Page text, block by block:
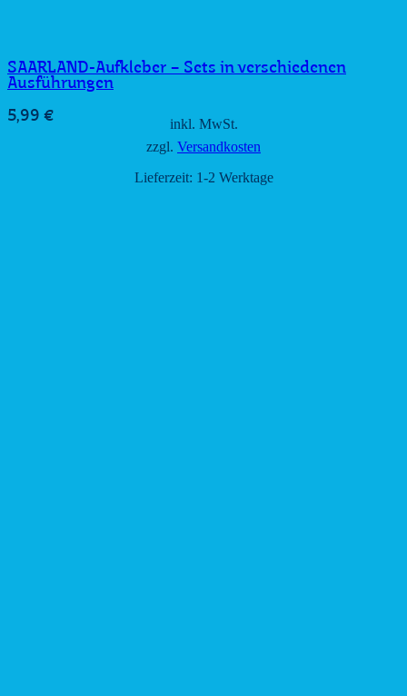
SAARLAND-Aufkleber – Sets in verschiedenen
Ausführungen
5,99 €
inkl. MwSt.
zzgl. Versandkosten
Lieferzeit: 1-2 Werktage